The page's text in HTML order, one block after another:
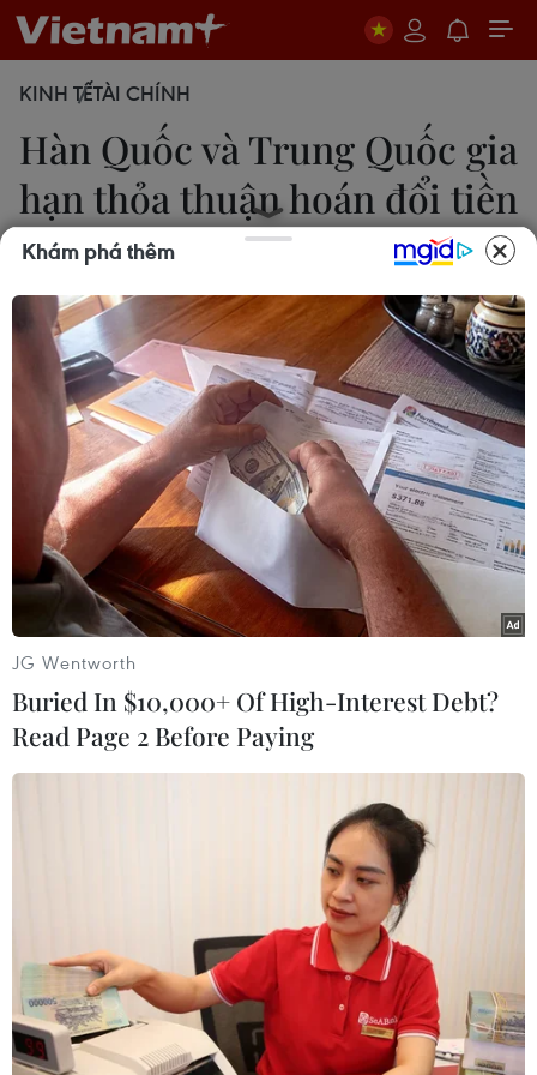
KINH TẾTÀI CHÍNH
Hàn Quốc và Trung Quốc gia
hạn thỏa thuận hoán đổi tiền
tệ
13/10/2017 08:45
Hai nước đã gia hạn thỏa thuận hoán đổi tiền tệ
thêm ba năm nữa, bắt đầu có hiệu lực vào ngày
11/10 sau khi thỏa thuận cũ vừa hết hạn vào ngày
10/10 vừa qua.
Bất chấp căng thẳng liên quan đến việc triển
khai Hệ thống Phòng thủ tên lửa tầm cao giai
đoạn cuối (THAAD) của Mỹ trên lãnh thổ Hàn
Quốc gây tranh cãi, Hàn Quốc và Trung Quốc đã
gia hạn thỏa thuận hoán đổi tiền tệ trị giá 56 tỷ
USD.
Ngày 13/10, phát biểu với các phóng viên, Thống
Khám phá thêm
JG Wentworth
Buried In $10,000+ Of High-Interest Debt?
Read Page 2 Before Paying